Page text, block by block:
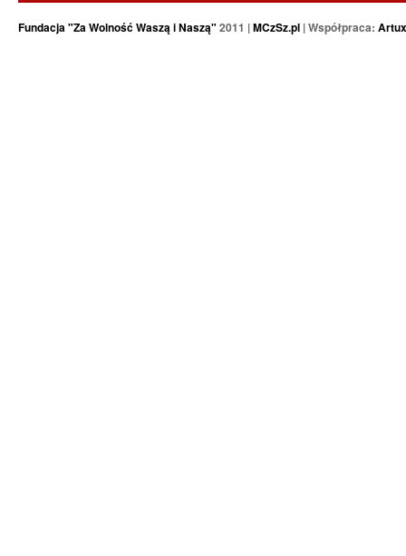
Fundacja "Za Wolność Waszą i Naszą" 2011 |MCzSz.pl | Współpraca: Artux